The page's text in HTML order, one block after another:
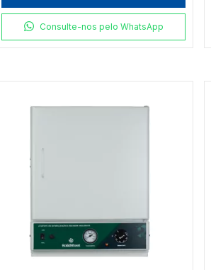
Consulte-nos pelo WhatsApp